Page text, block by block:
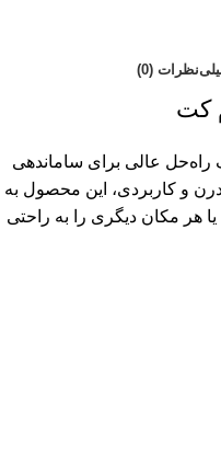
نظرات (0)
کت
عالی برای ساماندهی
و کاربردی، این محصول به
هر مکان دیگری را به راحتی